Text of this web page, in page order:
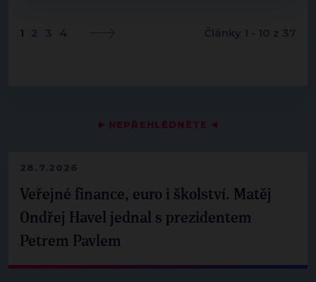
▶ NEPŘEHLÉDNĚTE ◀
28.7.2026
Veřejné finance, euro i školství. Matěj
Ondřej Havel jednal s prezidentem
Petrem Pavlem
1 2 3 4 Články 1 - 10 z 37